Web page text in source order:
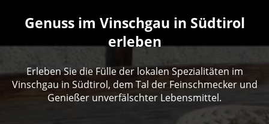
Genuss im Vinschgau in Südtirol
erleben
Erleben Sie die Fülle der lokalen Spezialitäten im
Vinschgau in Südtirol, dem Tal der Feinschmecker und
Genießer unverfälschter Lebensmittel.